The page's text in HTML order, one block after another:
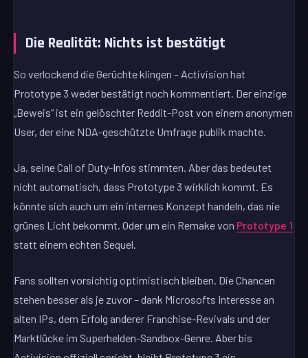
Die Realität: Nichts ist bestätigt
So verlockend die Gerüchte klingen – Activision hat
Prototype 3 weder bestätigt noch kommentiert. Der einzige
„Beweis“ ist ein gelöschter Reddit-Post von einem anonymen
User, der eine NDA-geschützte Umfrage publik machte.
Ja, seine Call of Duty-Infos stimmten. Aber das bedeutet
nicht automatisch, dass Prototype 3 wirklich kommt. Es
könnte sich auch um ein internes Konzept handeln, das nie
grünes Licht bekommt. Oder um ein Remake von Prototype 1
statt einem echten Sequel.
Fans sollten vorsichtig optimistisch bleiben. Die Chancen
stehen besser als je zuvor – dank Microsofts Interesse an
alten IPs, dem Erfolg anderer Franchise-Revivals und der
Marktlücke im Superhelden-Sandbox-Genre. Aber bis